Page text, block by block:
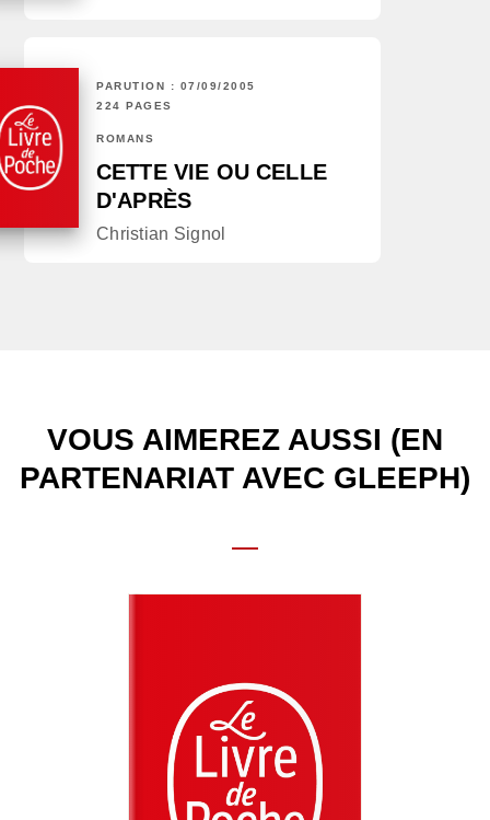
PARUTION : 07/09/2005
224 PAGES
ROMANS
CETTE VIE OU CELLE
D'APRÈS
Christian Signol
VOUS AIMEREZ AUSSI (EN
PARTENARIAT AVEC GLEEPH)